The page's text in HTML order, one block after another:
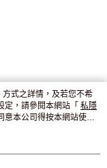
式之詳情，及若您不希
定，請參閱本網站「 私隱
意本公司得按本網站使用